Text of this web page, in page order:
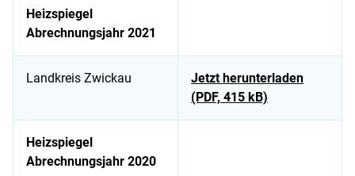
Heizspiegel
Abrechnungsjahr 2021
Landkreis Zwickau
Jetzt herunterladen
(PDF, 415 kB)
Heizspiegel
Abrechnungsjahr 2020